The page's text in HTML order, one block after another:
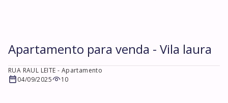
Apartamento para venda - Vila laura
RUA RAUL LEITE - Apartamento
04/09/2025
10